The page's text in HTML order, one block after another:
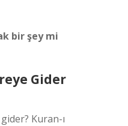
bir şey mi
Gider
Kuran-ı